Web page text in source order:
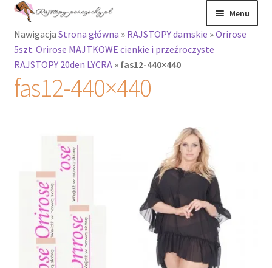
Przejdź
nawigacji
Przejdź
treści
Menu
Rajstopy
Rozwiń
menu
potomne
Podkolanówki i
skarpetki
Wszystkie
produkty
Recenzje
Rozwiń
menu
Nawigacja Strona główna » RAJSTOPY damskie »Orirose
5szt. Orirose MAJTKOWE cienkie i przeźroczyste
RAJSTOPY 20den LYCRA» fas12-440×440
fas12-440×440